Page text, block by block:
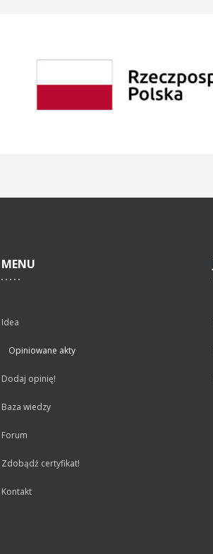
MENU
Idea
Opiniowane akty
Dodaj opinię!
Baza wiedzy
Forum
Zdobądź certyfikat!
Kontakt